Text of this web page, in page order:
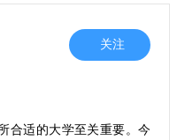
关注
合适的大学至关重要。今